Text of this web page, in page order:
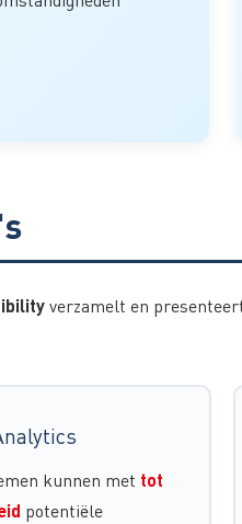
verzamelt en
kunnen met tot
potentiële